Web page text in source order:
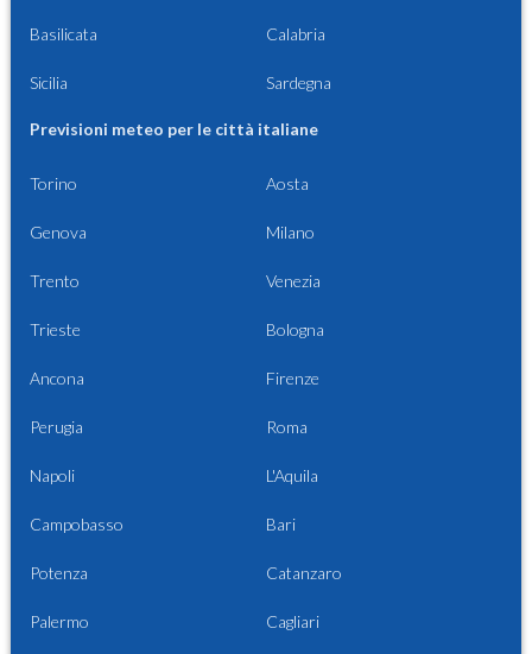
Basilicata Calabria
Sicilia Sardegna
Previsioni meteo per le città italiane
Torino Aosta
Genova Milano
Trento Venezia
Trieste Bologna
Ancona Firenze
Perugia Roma
Napoli L'Aquila
Campobasso Bari
Potenza Catanzaro
Palermo Cagliari